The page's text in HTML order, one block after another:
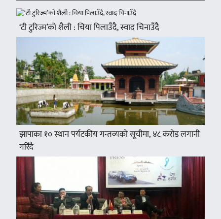
‘टी टुरिज्म’को शैली : चिया पिलाउँदै, स्वाद चिनाउँदै
झापाका १० स्थान पर्यटकीय गन्तव्यको सूचीमा, ४८ करोड लगानी
गरिँदै